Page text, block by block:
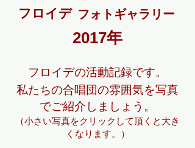
フロイデ フォトギャラリー
2017年
フロイデの活動記録です。
私たちの合唱団の雰囲気を写真
でご紹介しましょう。
（小さい写真をクリックして頂くと大き
くなります。）